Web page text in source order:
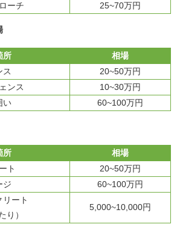
ーチ
25~70万円
所
相場
ス
20~50万円
ンス
10~30万円
い
60~100万円
所
相場
ト
20~50万円
ジ
60~100万円
リート
り）
5,000~10,000円